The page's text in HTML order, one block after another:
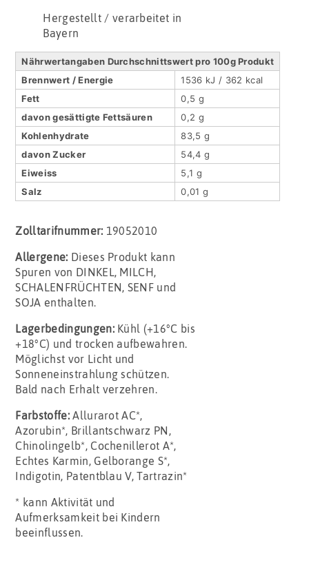
Hergestellt / verarbeitet in
Bayern
Nährwertangaben Durchschnittswert pro 100g Produkt
Brennwert / Energie
1536 kJ / 362 kcal
Fett
0,5 g
davon gesättigte Fettsäuren
0,2 g
Kohlenhydrate
83,5 g
davon Zucker
54,4 g
Eiweiss
5,1 g
Salz
0,01 g
Zolltarifnummer: 19052010
Allergene: Dieses Produkt kann
Spuren von DINKEL, MILCH,
SCHALENFRÜCHTEN, SENF und
SOJA enthalten.
Lagerbedingungen: Kühl (+16°C bis
+18°C) und trocken aufbewahren.
Möglichst vor Licht und
Sonneneinstrahlung schützen.
Bald nach Erhalt verzehren.
Farbstoffe:Allurarot AC*,
Azorubin*, Brillantschwarz PN,
Chinolingelb*, Cochenillerot A*,
Echtes Karmin, Gelborange S*,
Indigotin, Patentblau V, Tartrazin*
* kann Aktivität und
Aufmerksamkeit bei Kindern
beeinflussen.